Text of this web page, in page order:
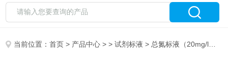
当前位置：首页 > 产品中心 > >试剂标液 > 总氮标液（20mg/l，250mL）